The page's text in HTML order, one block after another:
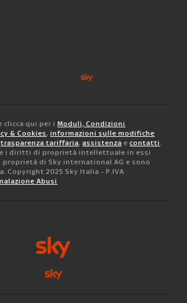
clicca qui per i Moduli, Condizioni
& Cookies, informazioni sulle modifiche
trasparenza tariffaria, assistenza e contatti.
i diritti di proprietà intellettuale in essi
di Sky international AG e sono
Copyright 2025 Sky Italia - P.IVA
Abusi